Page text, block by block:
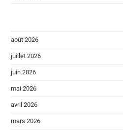
août 2026
juillet 2026
juin 2026
mai 2026
avril 2026
mars 2026